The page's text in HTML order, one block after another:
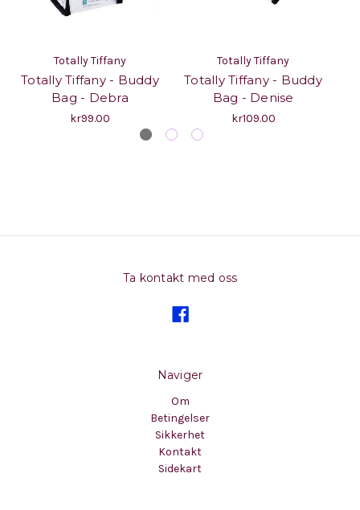
Totally Tiffany
Totally Tiffany - Buddy
Bag - Debra
kr99.00
Totally Tiffany
Totally Tiffany - Buddy
Bag - Denise
kr109.00
Ta kontakt med oss
Naviger
Om
Betingelser
Sikkerhet
Kontakt
Sidekart